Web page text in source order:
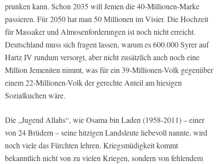
prunken kann. Schon 2035 will Jemen die 40-Millionen-Marke
passieren. Für 2050 hat man 50 Millionen im Visier. Die Hochzeit
für Massaker und Almosenforderungen ist noch nicht erreicht.
Deutschland muss sich fragen lassen, warum es 600.000 Syrer auf
Hartz IV rundum versorgt, aber nicht zusätzlich auch noch eine
Million Jemeniten nimmt, was für ein 39-Millionen-Volk gegenüber
einem 22-Millionen-Volk der gerechte Anteil am hiesigen
Sozialkuchen wäre.
Die „Jugend Allahs“, wie Osama bin Laden (1958-2011) – einer
von 24 Brüdern – seine hitzigen Landsleute liebevoll nannte, wird
noch viele das Fürchten lehren. Kriegsmüdigkeit kommt
bekanntlich nicht von zu vielen Kriegen, sondern von fehlendem